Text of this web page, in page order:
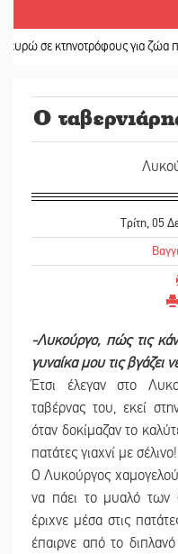
για ζώα που
Ο
Τρίτη, 05
-Λυκούργο, πώς τις
γυναίκα μου τις βγάζει
Έτσι έλεγαν στο
ταβέρνας του, εκεί
όταν δοκίμαζαν το
πατάτες γιαχνί με σέλινο!
Ο Λυκούργος
να πάει το μυαλό των
έριχνε μέσα στις
έπαιρνε από το